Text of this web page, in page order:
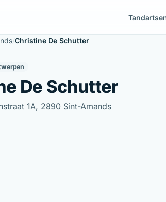
/Christine De Schutter
De Schutter
1A, 2890 Sint-Amands